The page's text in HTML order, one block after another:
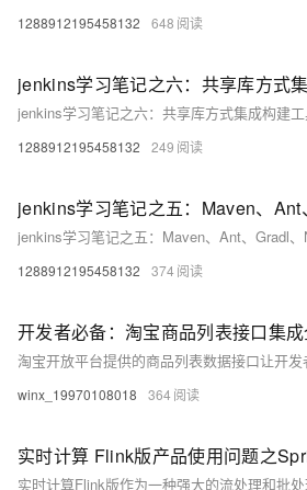
1288912195458132 648
jenkins学习笔记之六：共享库方式
jenkins学习笔记之六：共享库方式集成构建
1288912195458132 249
jenkins学习笔记之五：Maven、Ant、Gradl
1288912195458132 374
开发者必备：淘宝商品列表接口集
winx_19970108018 364